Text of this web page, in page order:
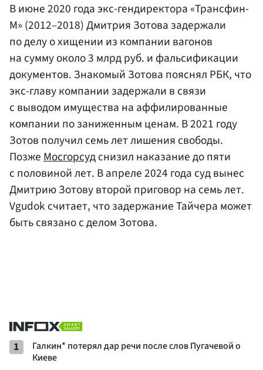
В июне 2020 года экс-гендиректора «Трансфин-
М» (2012–2018) Дмитрия Зотова задержали
по делу о хищении из компании вагонов
на сумму около 3 млрд руб. и фальсификации
документов. Знакомый Зотова пояснял РБК, что
экс-главу компании задержали в связи
с выводом имущества на аффилированные
компании по заниженным ценам. В 2021 году
Зотов получил семь лет лишения свободы.
ПозжеМосгорсудснизил наказание до пяти
с половиной лет. В апреле 2024 года суд вынес
Дмитрию Зотову второй приговор на семь лет.
Vgudok считает, что задержание Тайчера может
быть связано с делом Зотова.
1
Галкин* потерял дар речи после слов Пугачевой о
Киеве